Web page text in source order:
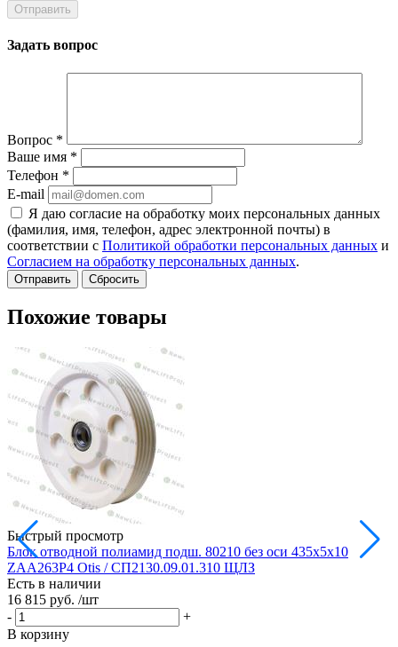
Задать вопрос
Вопрос *
Ваше имя *
Телефон *
E-mail
Я даю согласие на обработку моих персональных данных
(фамилия, имя, телефон, адрес электронной почты) в
соответствии с Политикой обработки персональных данных и
Согласием на обработку персональных данных.
Сбросить
Похожие товары
Быстрый просмотр
Блок отводной полиамид подш. 80210 без оси 435х5х10
ZAA263P4 Otis / СП2130.09.01.310 ЩЛЗ
Есть в наличии
16 815 руб. /шт
-
+
В корзину